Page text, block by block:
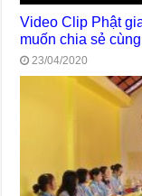
Video Clip Phật
muốn chia sẻ
23/04/2020